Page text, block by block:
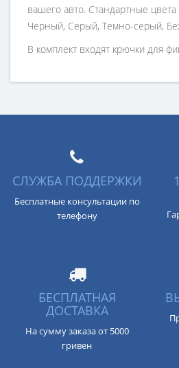
вашего авто. Стандартные цвета
Черный, Серый, Темно-серый,
В комплект входят крючки для
СЛУЖБА ПОДДЕРЖКИ
Бесплатные консультации по
телефону
БЕСПЛАТНАЯ
ДОСТАВКА
На сумму заказа от 5000
гривен